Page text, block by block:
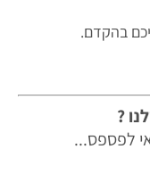
בהקדם.
?
לפספס...